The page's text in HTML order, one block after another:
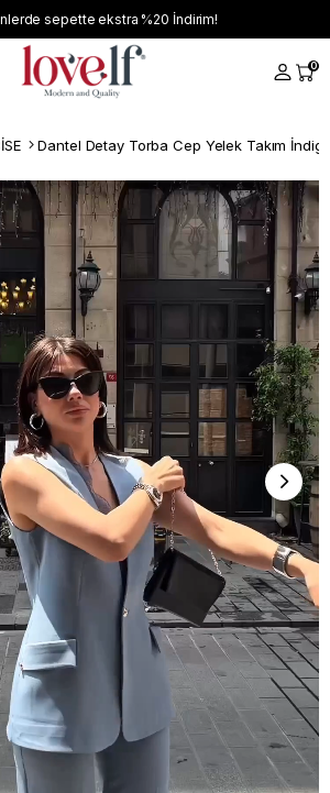
sepette ekstra %20 İndirim!
0
Dantel Detay Torba Cep Yelek Takım